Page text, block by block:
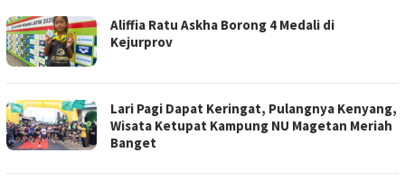
Aliffia Ratu Askha Borong 4 Medali di
Kejurprov
Lari Pagi Dapat Keringat, Pulangnya Kenyang,
Wisata Ketupat Kampung NU Magetan Meriah
Banget